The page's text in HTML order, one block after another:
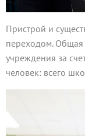
Пристрой и
переходом. Общая
учреждения за
человек: всего